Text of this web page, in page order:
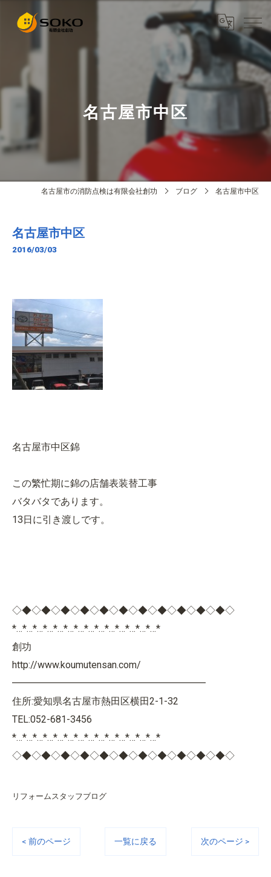
名古屋市中区
名古屋市の消防点検は有限会社創功 ブログ 名古屋市中区
名古屋市中区
2016/03/03
名古屋市中区錦
この繁忙期に錦の店舗表装替工事
バタバタであります。
13日に引き渡しです。
◇◆◇◆◇◆◇◆◇◆◇◆◇◆◇◆◇◆◇◆◇◆◇
*…*…*…*…*…*…*…*…*…*…*…*…*…*…*
創功
http://www.koumutensan.com/
━━━━━━━━━━━━━━━━━━━━
住所:愛知県名古屋市熱田区横田2-1-32
TEL:052-681-3456
*…*…*…*…*…*…*…*…*…*…*…*…*…*…*
◇◆◇◆◇◆◇◆◇◆◇◆◇◆◇◆◇◆◇◆◇◆◇
リフォームスタッフブログ
< 前のページ 一覧に戻る 次のページ >